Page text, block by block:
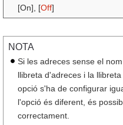
[On], [Off]
NOTA
Si les adreces sense el
llibreta d'adreces i la
opció s'ha de configurar
l'opció és diferent, és
correctament.